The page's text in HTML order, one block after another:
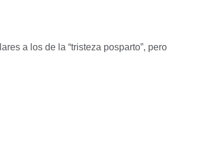
a los de la “tristeza posparto”, pero